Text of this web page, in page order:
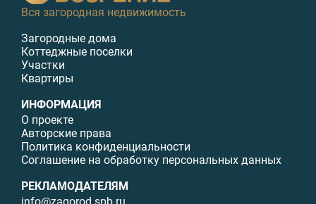
Вся загородная недвижимость
Загородные дома
Коттеджные поселки
Участки
Квартиры
ИНФОРМАЦИЯ
О проекте
Авторские права
Политика конфиденциальности
Соглашение на обработку персональных данных
РЕКЛАМОДАТЕЛЯМ